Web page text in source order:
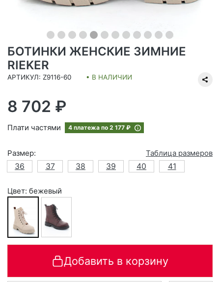
БОТИНКИ ЖЕНСКИЕ ЗИМНИЕ
RIEKER
АРТИКУЛ: Z9116-60 • В НАЛИЧИИ
8 702 ₽
Плати частями 4 платежа по 2 177 ₽
Размер:
Таблица размеров
36
37 38 39 40 41
Цвет: бежевый
Добавить в корзину